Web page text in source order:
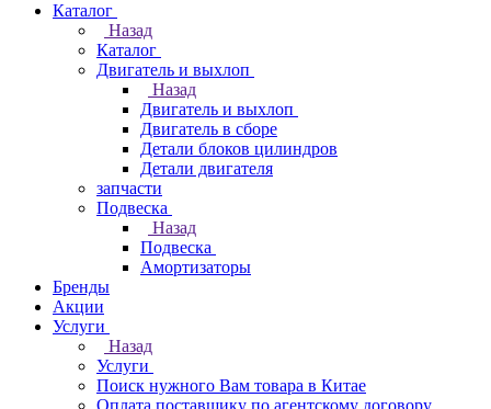
Каталог
Назад
Каталог
Двигатель и выхлоп
Назад
Двигатель и выхлоп
Двигатель в сборе
Детали блоков цилиндров
Детали двигателя
запчасти
Подвеска
Назад
Подвеска
Амортизаторы
Бренды
Акции
Услуги
Назад
Услуги
Поиск нужного Вам товара в Китае
Оплата поставщику по агентскому договору